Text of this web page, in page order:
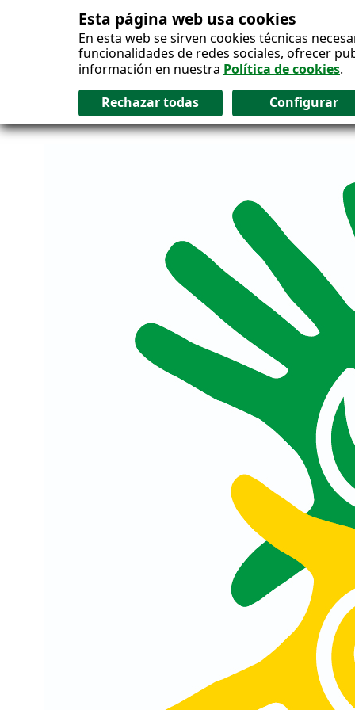
Esta página web usa cookies
En esta web se sirven cookies técnicas
funcionalidades de redes sociales, ofrecer
información en nuestra Política de cookies.
Salto al contenido